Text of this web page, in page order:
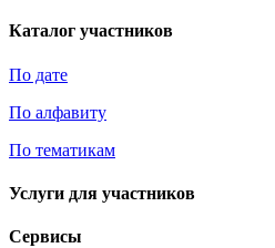
Каталог участников
По дате
По алфавиту
По тематикам
Услуги для участников
Сервисы